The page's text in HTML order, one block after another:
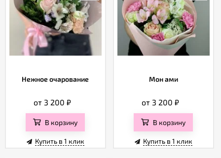
Нежное очарование
от 3 200₽
В корзину
Купить в 1 клик
Мон ами
от 3 200₽
В корзину
Купить в 1 клик